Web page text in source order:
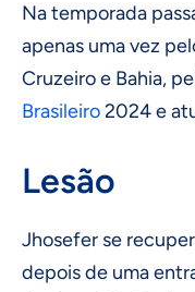
Na temporada
apenas uma vez
Cruzeiro e Bahia,
Brasileiro2024 e
Lesão
Jhosefer se
depois de uma